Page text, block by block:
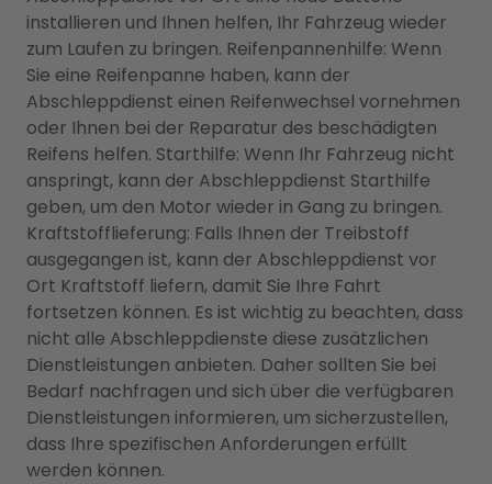
installieren und Ihnen helfen, Ihr Fahrzeug wieder
zum Laufen zu bringen. Reifenpannenhilfe: Wenn
Sie eine Reifenpanne haben, kann der
Abschleppdienst einen Reifenwechsel vornehmen
oder Ihnen bei der Reparatur des beschädigten
Reifens helfen. Starthilfe: Wenn Ihr Fahrzeug nicht
anspringt, kann der Abschleppdienst Starthilfe
geben, um den Motor wieder in Gang zu bringen.
Kraftstofflieferung: Falls Ihnen der Treibstoff
ausgegangen ist, kann der Abschleppdienst vor
Ort Kraftstoff liefern, damit Sie Ihre Fahrt
fortsetzen können. Es ist wichtig zu beachten, dass
nicht alle Abschleppdienste diese zusätzlichen
Dienstleistungen anbieten. Daher sollten Sie bei
Bedarf nachfragen und sich über die verfügbaren
Dienstleistungen informieren, um sicherzustellen,
dass Ihre spezifischen Anforderungen erfüllt
werden können.